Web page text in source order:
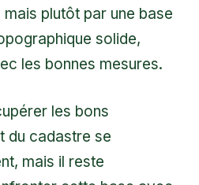
plutôt par une base
solide,
les bonnes mesures.
les bons
du cadastre se
mais il reste